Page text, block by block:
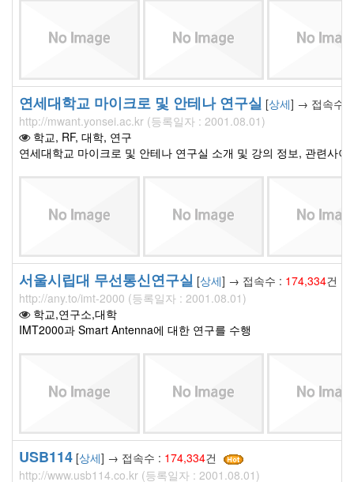
연세대학교 마이크로 및 안테나 연구실 [상세] → 접속수 :
http://mwant.yonsei.ac.kr (등록일자 : 2001.08.01)
학교, RF, 대학, 연구
연세대학교 마이크로 및 안테나 연구실 소개 및 강의 정보, 관련사
서울시립대 무선통신연구실 [상세] → 접속수 : 174,334건
http://any.to/imt-2000 (등록일자 : 2001.08.01)
학교,연구소,대학
IMT2000과 Smart Antenna에 대한 연구를 수행
USB114 [상세] → 접속수 : 174,334건
http://www.usb114.co.kr (등록일자 : 2001.08.01)